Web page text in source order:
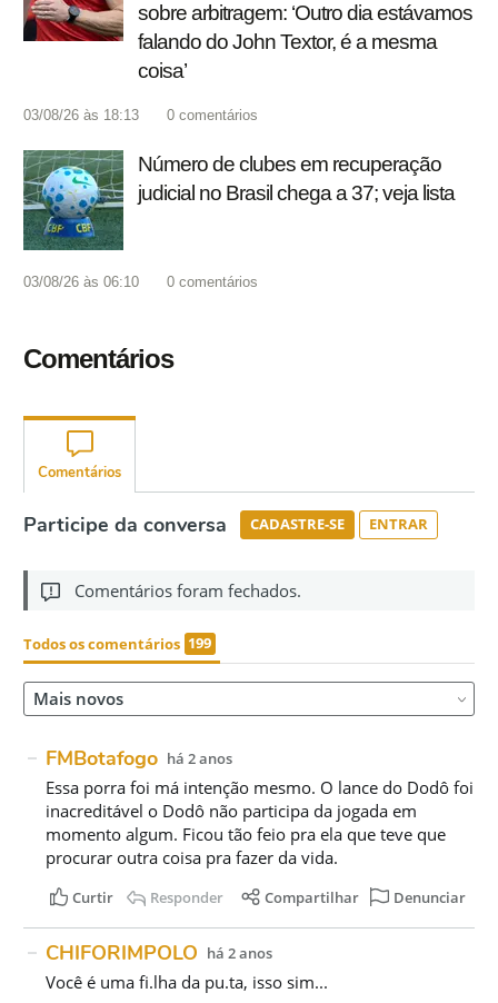
sobre arbitragem: ‘Outro dia estávamos
falando do John Textor, é a mesma
coisa’
03/08/26 às 18:13 0 comentários
Número de clubes em recuperação
judicial no Brasil chega a 37; veja lista
03/08/26 às 06:10 0 comentários
Comentários